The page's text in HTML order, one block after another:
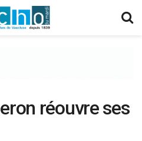
réouvre ses